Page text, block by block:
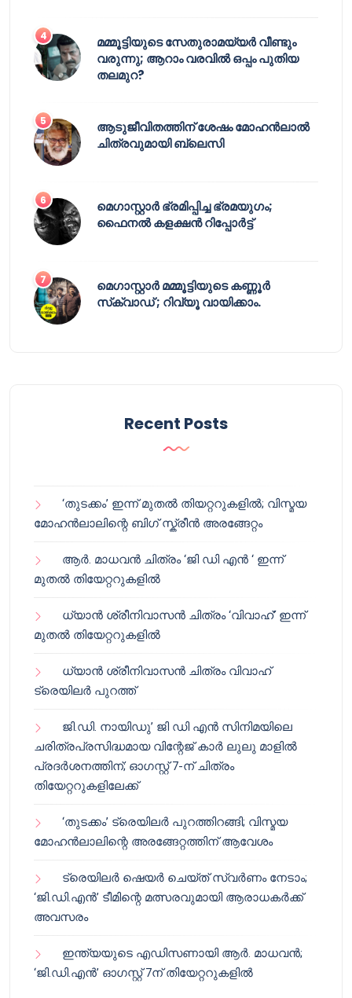
മമ്മൂട്ടിയുടെ സേതുരാമയ്യർ വീണ്ടും
വരുന്നു; ആറാം വരവിൽ ഒപ്പം പുതിയ
തലമുറ?
ആടുജീവിതത്തിന് ശേഷം മോഹൻലാൽ
ചിത്രവുമായി ബ്ലെസി
മെഗാസ്റ്റാർ ഭ്രമിപ്പിച്ച ഭ്രമയുഗം;
ഫൈനൽ കളക്ഷൻ റിപ്പോർട്ട്
മെഗാസ്റ്റാർ മമ്മൂട്ടിയുടെ കണ്ണൂർ
സ്‌ക്വാഡ് ; റിവ്യൂ വായിക്കാം.
Recent Posts
‘തുടക്കം’ ഇന്ന് മുതൽ തിയറ്ററുകളിൽ; വിസ്മയ
മോഹൻലാലിന്റെ ബിഗ് സ്ക്രീൻ അരങ്ങേറ്റം
ആർ. മാധവൻ ചിത്രം ‘ജി ഡി എൻ ‘ ഇന്ന്
മുതൽ തിയേറ്ററുകളിൽ
ധ്യാൻ ശ്രീനിവാസൻ ചിത്രം ‘വിവാഹ്’ ഇന്ന്
മുതൽ തിയേറ്ററുകളിൽ
ധ്യാൻ ശ്രീനിവാസൻ ചിത്രം വിവാഹ്
ട്രെയിലർ പുറത്ത്
ജി.ഡി. നായിഡു’ ജി ഡി എൻ സിനിമയിലെ
ചരിത്രപ്രസിദ്ധമായ വിന്റേജ് കാർ ലുലു മാളിൽ
പ്രദർശനത്തിന്; ഓഗസ്റ്റ് 7-ന് ചിത്രം
തിയേറ്ററുകളിലേക്ക്
‘തുടക്കം’ ട്രെയിലർ പുറത്തിറങ്ങി; വിസ്മയ
മോഹൻലാലിന്റെ അരങ്ങേറ്റത്തിന് ആവേശം
ട്രെയിലർ ഷെയർ ചെയ്‌ത് സ്വർണം നേടാം;
‘ജി.ഡി.എൻ’ ടീമിന്റെ മത്സരവുമായി ആരാധകർക്ക്
അവസരം
ഇന്ത്യയുടെ എഡിസണായി ആർ. മാധവൻ;
‘ജി.ഡി.എൻ’ ഓഗസ്റ്റ് 7ന് തിയേറ്ററുകളിൽ